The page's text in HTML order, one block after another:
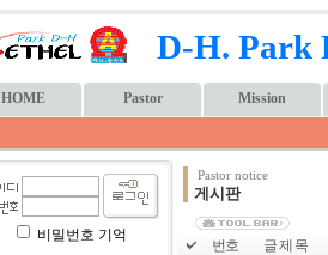
D-H. Park
HOME Pastor Mission
비밀번호 기억
Pastor notice
게시판
번호 글 제 목